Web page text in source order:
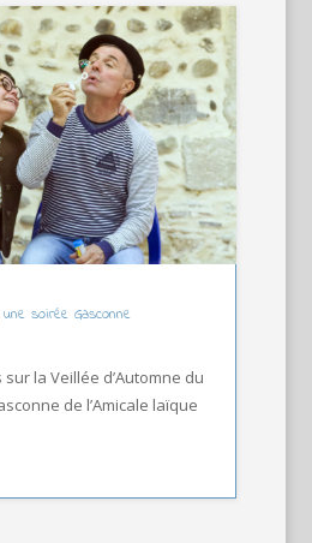
une soirée Gasconne
la Veillée d’Automne du
de l’Amicale laïque